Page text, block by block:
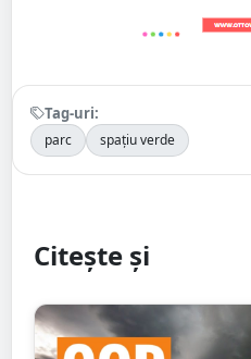
Tag-uri:
parc spațiu verde
Citește și